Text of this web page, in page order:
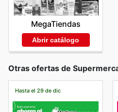
MegaTiendas
Abrir catálogo
Otras ofertas de
Hasta el 29 de dic